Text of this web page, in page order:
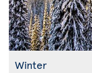
Winter